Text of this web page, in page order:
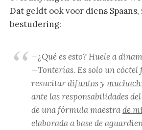
Dat geldt ook voor diens
bestudering:
—¿Qué es esto? Huele a
—Tonterías. Es solo un
resucitardifuntosy
ante las responsabilidades
de una fórmula maestrade
elaborada a base de